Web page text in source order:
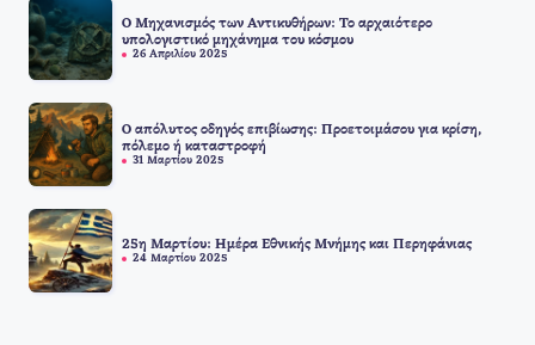
Ο Μηχανισμός των Αντικυθήρων: Το αρχαιότερο
υπολογιστικό μηχάνημα του κόσμου
26 Απριλίου 2025
Ο απόλυτος οδηγός επιβίωσης: Προετοιμάσου για κρίση,
πόλεμο ή καταστροφή
31 Μαρτίου 2025
25η Μαρτίου: Ημέρα Εθνικής Μνήμης και Περηφάνιας
24 Μαρτίου 2025